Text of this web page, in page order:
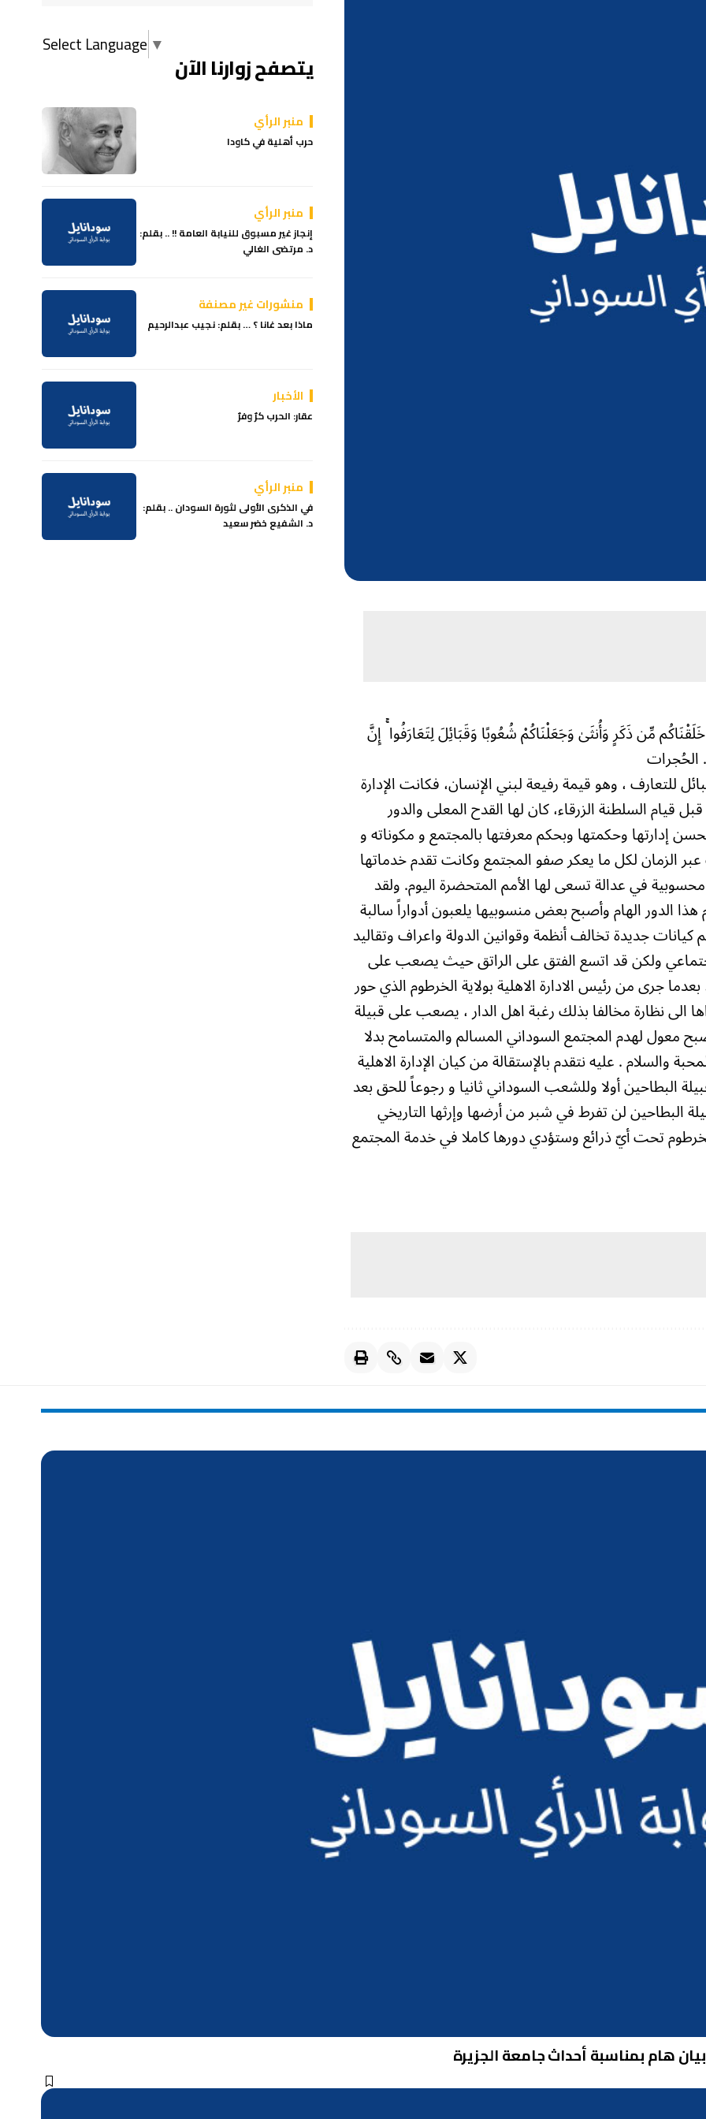
مِّن ذَكَرٍ وَأُنثَىٰ وَجَعَلْنَاكُمْ شُعُوبًا وَقَبَائِلَ لِتَعَارَفُوا ۚ إِنَّ
الحُجرات
للتعارف ، وهو قيمة رفيعة لبني الإنسان، فكانت الإدارة
قيام السلطنة الزرقاء، كان لها القدح المعلى والدور
إدارتها وحكمتها وبحكم معرفتها بالمجتمع و مكوناته و
الزمان لكل ما يعكر صفو المجتمع وكانت تقدم خدماتها
في عدالة تسعى لها الأمم المتحضرة اليوم. ولقد
هذا الدور الهام وأصبح بعض منسوبيها يلعبون أدواراً سالبة
جديدة تخالف أنظمة وقوانين الدولة واعراف وتقاليد
ولكن قد اتسع الفتق على الراتق حيث يصعب على
بعدما جرى من رئيس الادارة الاهلية بولاية الخرطوم الذي حور
الى نظارة مخالفا بذلك رغبة اهل الدار ، يصعب على قبيلة
معول لهدم المجتمع السوداني المسالم والمتسامح بدلا
والسلام . عليه نتقدم بالإستقالة من كيان الإدارة الاهلية
البطاحين أولا وللشعب السوداني ثانيا و رجوعاً للحق بعد
البطاحين لن تفرط في شبر من أرضها وإرثها التاريخي
تحت أيّ ذرائع وستؤدي دورها كاملا في خدمة المجتمع
Select Language ▼
يتصفح زوارنا الآن
منبر الرأي
حرب أهلية في كاودا
منبر الرأي
إنجاز غير مسبوق للنيابة العامة !! .. بقلم:
د. مرتضى الغالي
منشورات غير مصنفة
ماذا بعد غانا ؟ … بقلم: نجيب عبدالرحيم
الأخبار
عقار: الحرب كرٌ وفرٌ
منبر الرأي
في الذكرى الأولى لثورة السودان .. بقلم:
د. الشفيع خضر سعيد
هام بمناسبة أحداث جامعة الجزيرة